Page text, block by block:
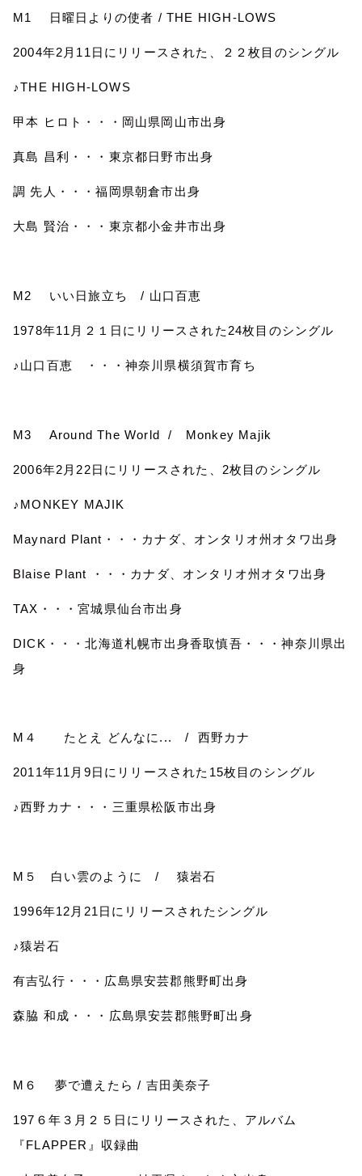
M1 日曜日よりの使者 / THE HIGH-LOWS
2004年2 月 11 日にリリースされた、２２枚目のシングル
♪THE HIGH-LOWS
甲本 ヒロト・・・岡山県岡山市出身
真島 昌利・・・東京都日野市出身
調 先人・・・福岡県朝倉市出身
大島 賢治・・・東京都小金井市出身
M2 いい日旅立ち/ 山口百恵
1978年11 月２１日にリリースされた 24枚目のシングル
♪ 山口百恵 ・・・神奈川県横須賀市育ち
M3 Around The World / Monkey Majik
2006年2 月 22日にリリースされた、 2枚目のシングル
♪ MONKEY MAJIK
Maynard Plant ・・・カナダ、オンタリオ州オタワ出身
Blaise Plant ・・・カナダ、オンタリオ州オタワ出身
TAX ・・・宮城県仙台市出身
DICK ・・・北海道札幌市出身香取慎吾・・・神奈川県出
身
M ４ たとえ どんなに ... / 西野カナ
2011年11 月 9日にリリースされた 15枚目のシングル
♪西野カナ・・・三重県松阪市出身
M ５ 白い雲のように/ 猿岩石
1996年12 月 21 日にリリースされたシングル
♪猿岩石
有吉弘行・・・広島県安芸郡熊野町出身
森脇 和成・・・広島県安芸郡熊野町出身
M ６ 夢で遭えたら / 吉田美奈子
197 ６年３月２５日にリリースされた、アルバム
『FLAPPER 』収録曲